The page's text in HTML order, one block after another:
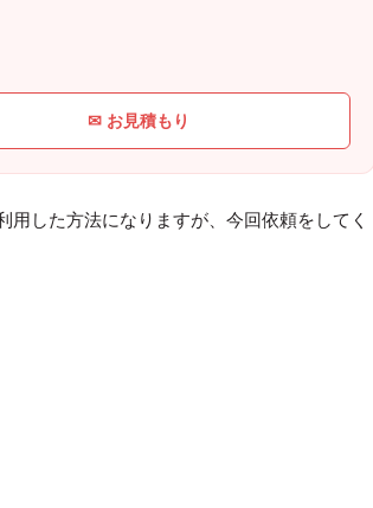
✉ お見積もり
した方法になりますが、今回依頼をしてく